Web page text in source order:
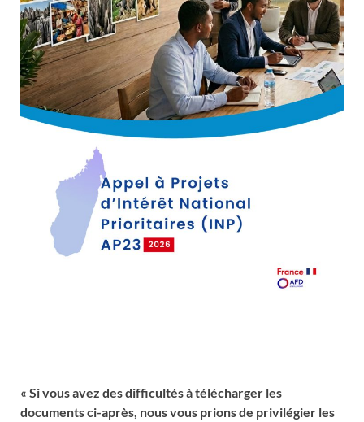
« Si vous avez des difficultés à télécharger les
documents ci-après, nous vous prions de privilégier les